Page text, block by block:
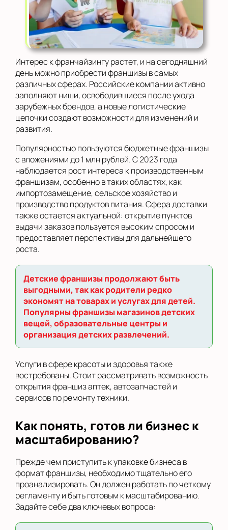
Интерес к франчайзингу растет, и на сегодняшний
день можно приобрести франшизы в самых
различных сферах. Российские компании активно
заполняют ниши, освободившиеся после ухода
зарубежных брендов, а новые логистические
цепочки создают возможности для изменений и
развития.
Популярностью пользуются бюджетные франшизы
с вложениями до 1 млн рублей. С 2023 года
наблюдается рост интереса к производственным
франшизам, особенно в таких областях, как
импортозамещение, сельское хозяйство и
производство продуктов питания. Сфера доставки
также остается актуальной: открытие пунктов
выдачи заказов пользуется высоким спросом и
предоставляет перспективы для дальнейшего
роста.
Детские франшизы продолжают быть
выгодными, так как родители редко
экономят на товарах и услугах для детей.
Популярны франшизы магазинов детских
вещей, образовательные центры и
организация детских развлечений.
Услуги в сфере красоты и здоровья также
востребованы. Стоит рассматривать возможность
открытия франшиз аптек, автозапчастей и
сервисов по ремонту техники.
Как понять, готов ли бизнес к
масштабированию?
Прежде чем приступить к упаковке бизнеса в
формат франшизы, необходимо тщательно его
проанализировать. Он должен работать по четкому
регламенту и быть готовым к масштабированию.
Задайте себе два ключевых вопроса: